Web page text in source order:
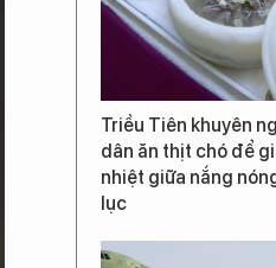
Triều Tiên khuyên
dân ăn thịt chó để
nhiệt giữa nắng
lục